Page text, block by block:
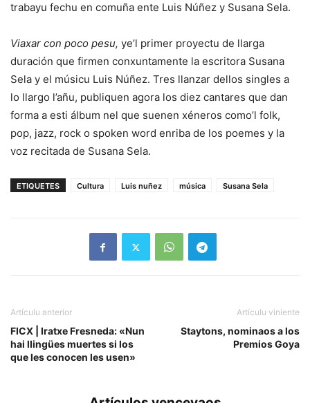
trabayu fechu en comuña ente Luis Núñez y Susana Sela.
Viaxar con poco pesu, ye’l primer proyectu de llarga
duración que firmen conxuntamente la escritora Susana
Sela y el músicu Luis Núñez. Tres llanzar dellos singles a
lo llargo l’añu, publiquen agora los diez cantares que dan
forma a esti álbum nel que suenen xéneros como’l folk,
pop, jazz, rock o spoken word enriba de los poemes y la
voz recitada de Susana Sela.
ETIQUETES Cultura Luis nuñez música Susana Sela
Artículu anterior
FICX | Iratxe Fresneda: «Nun
hai llingües muertes si los
que les conocen les usen»
Artículu viniente
Staytons, nominaos a los
Premios Goya